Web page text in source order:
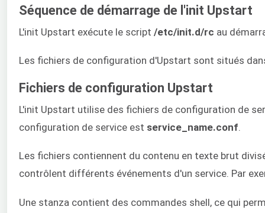
Séquence de démarrage de l'init Upstart
L'init Upstart exécute le script /etc/init.d/rc au
Les fichiers de configuration d'Upstart sont situés
Fichiers de configuration Upstart
L'init Upstart utilise des fichiers de configuration de
configuration de service est service_name.conf
Les fichiers contiennent du contenu en texte brut
contrôlent différents événements d'un service. Par
Une stanza contient des commandes shell, ce qui